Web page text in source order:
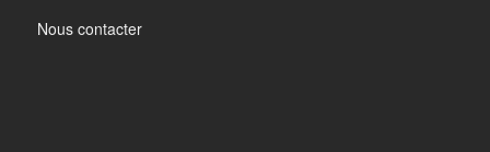
Nous contacter